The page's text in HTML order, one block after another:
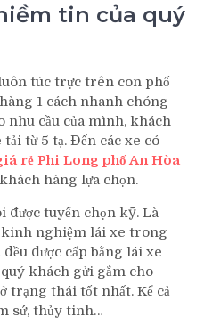
tin của quý
túc trực trên con phố
1 cách nhanh chóng
nhu cầu của mình, khách
từ 5 tạ. Đến các xe có
rẻ Phi Long phố An Hòa
hàng lựa chọn.
được tuyển chọn kỹ. Là
kinh nghiệm lái xe trong
được cấp bằng lái xe
khách gửi gắm cho
trạng thái tốt nhất. Kể cả
sứ, thủy tinh…